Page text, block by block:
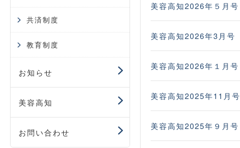
共済制度
教育制度
お知らせ
美容高知
お問い合わせ
美容高知2026年５月号
美容高知2026年3月号
美容高知2026年１月号
美容高知2025年11月号
美容高知2025年９月号